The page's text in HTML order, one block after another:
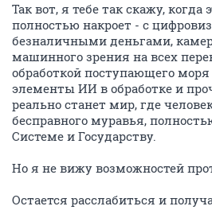
Так вот, я тебе так скажу, когда
полностью накроет - с
безналичными деньгами,
машинного зрения на всех
обработкой поступающего
элементы ИИ в обработке и
реально станет мир, где
бесправного муравья,
Системе и Государству.
Но я не вижу возможностей
Остается расслабиться и